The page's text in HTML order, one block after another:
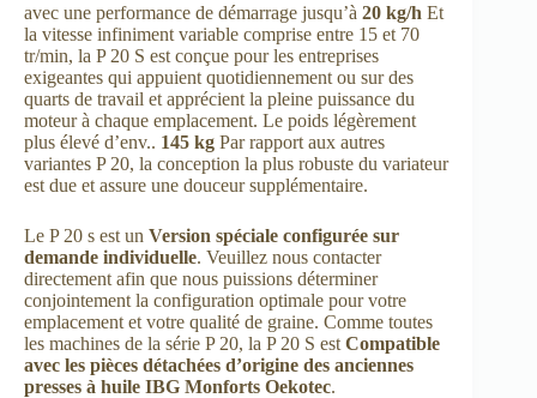
avec une performance de démarrage jusqu’à 20 kg/h Et
la vitesse infiniment variable comprise entre 15 et 70
tr/min, la P 20 S est conçue pour les entreprises
exigeantes qui appuient quotidiennement ou sur des
quarts de travail et apprécient la pleine puissance du
moteur à chaque emplacement. Le poids légèrement
plus élevé d’env.. 145 kg Par rapport aux autres
variantes P 20, la conception la plus robuste du variateur
est due et assure une douceur supplémentaire.
Le P 20 s est un Version spéciale configurée sur
demande individuelle. Veuillez nous contacter
directement afin que nous puissions déterminer
conjointement la configuration optimale pour votre
emplacement et votre qualité de graine. Comme toutes
les machines de la série P 20, la P 20 S est Compatible
avec les pièces détachées d’origine des anciennes
presses à huile IBG Monforts Oekotec.